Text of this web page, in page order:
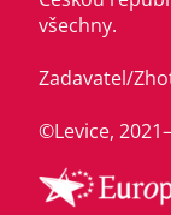
všechny.
Zadavatel/
©Levice,